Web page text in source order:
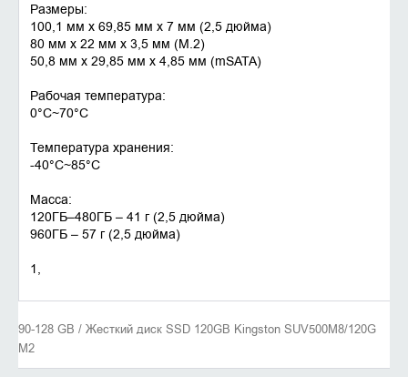
Размеры:
100,1 мм x 69,85 мм x 7 мм (2,5 дюйма)
80 мм x 22 мм x 3,5 мм (M.2)
50,8 мм x 29,85 мм x 4,85 мм (mSATA)
Рабочая температура:
0°C~70°C
Температура хранения:
-40°C~85°C
Масса:
120ГБ–480ГБ – 41 г (2,5 дюйма)
960ГБ – 57 г (2,5 дюйма)
1,
90-128 GB / Жесткий диск SSD 120GB Kingston SUV500M8/120G
M2